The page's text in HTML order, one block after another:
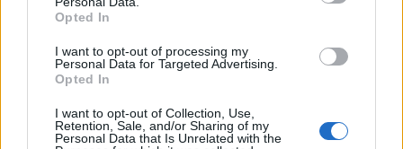
Opted In
I want to opt-out of processing my
Personal Data for Targeted Advertising.
Opted In
I want to opt-out of Collection, Use,
Retention, Sale, and/or Sharing of my
Personal Data that Is Unrelated with the
generowania pierwotnych nadwyżek budżetowych (czyli
sytuacji, w której wpływy z podatków przewyższają wydatki
państwa, jeszcze przed odliczeniem kosztów obsługi długu).
pracujących obywateli idzie wyłącznie na spłatę odsetek dla